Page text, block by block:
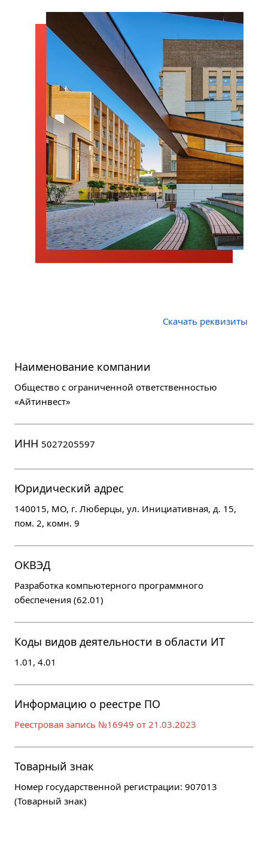
Скачать реквизиты
Наименование компании
Общество с ограниченной ответственностью
«Айтинвест»
ИНН 5027205597
Юридический адрес
140015, МО, г. Люберцы, ул. Инициативная, д. 15,
пом. 2, комн. 9
ОКВЭД
Разработка компьютерного программного
обеспечения (62.01)
Коды видов деятельности в области ИТ
1.01, 4.01
Информацию о реестре ПО
Реестровая запись №16949 от 21.03.2023
Товарный знак
Номер государственной регистрации: 907013
(Товарный знак)